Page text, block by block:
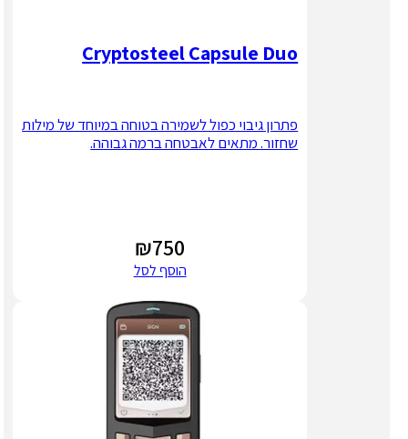
Cryptosteel Capsule Duo
פתרון גיבוי כפול לשמירה בטוחה במיוחד של מילות
שחזור. מתאים לאבטחה ברמה גבוהה.
₪750
הוסף לסל